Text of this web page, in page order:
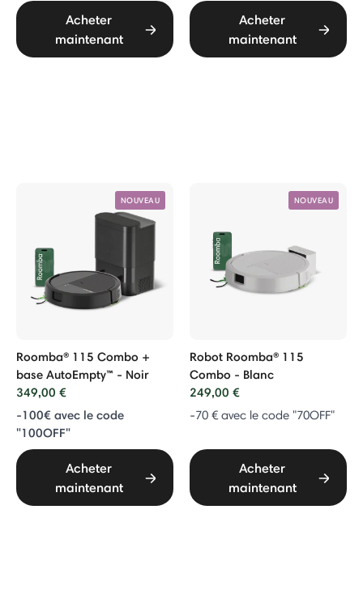
Acheter
maintenant
Acheter
maintenant
NOUVEAU
Roomba® 115 Combo +
base AutoEmpty™ - Noir
349,00 €
-100€ avec le code
"100OFF"
Acheter
maintenant
NOUVEAU
Robot Roomba® 115
Combo - Blanc
249,00 €
-70 € avec le code "70OFF"
Acheter
maintenant